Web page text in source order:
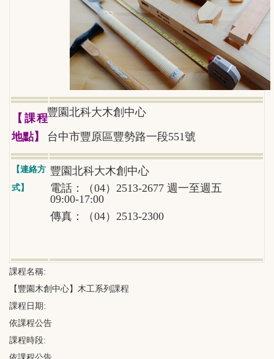
【課程
地點】
豐園北科大木創中心
台中市豐原區豐勢路一段551號
【連絡方
式】
豐園北科大木創中心
電話：（04）2513-2677 週一至週五
09:00-17:00
傳真：（04）2513-2300
課程名稱:
【豐園木創中心】木工系列課程
課程日期:
依課程公告
課程時段: